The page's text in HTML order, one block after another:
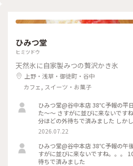
ひみつ堂
ヒミツドウ
天然氷に自家製みつの贅沢かき氷
上野・浅草・御徒町・谷中
カフェ, スイーツ・お菓子
ひみつ堂@谷中本店 38℃予報の平日午後に行ってみまし
た〜〜 さすがに並びに来ないです
分ほどの外待ちで済みました しか
肉たくさん載って甘いと苦いがち
がいらないくらいしっかり柑橘の
たいで最後まで美味しかった 夜の
迷ったけどさすがに２時間待てな
っこう並ぶのよね。。日没前でまだ
2026.07.22
ひみつ堂@谷中本店 38℃予報の午後に行ってみました〜〜 さ
すがに並びに来ないですね。。。
待ちで済みました